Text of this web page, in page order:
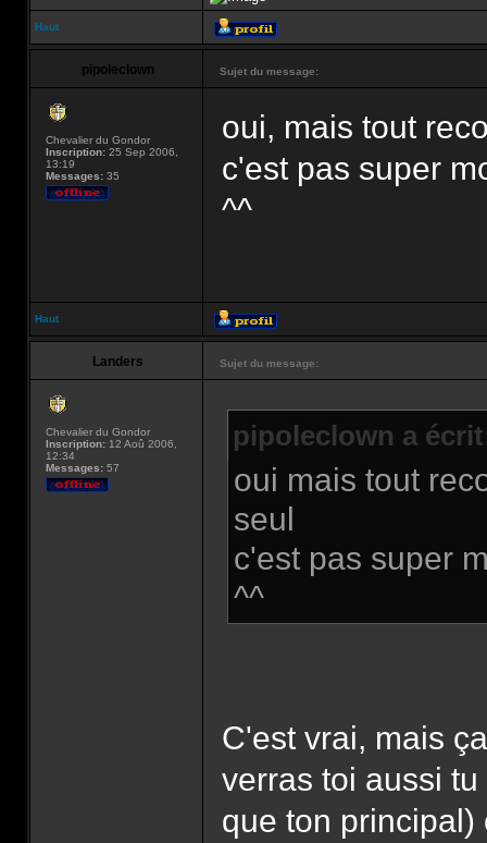
Haut
pipoleclown Sujet du message:
Chevalier du Gondor
Inscription: 25 Sep 2006,
13:19
Messages: 35
oui, mais tout
c'est pas super
^^
Haut
Landers Sujet du message:
Chevalier du Gondor
Inscription: 12 Aoû 2006,
12:34
Messages: 57
pipoleclown a
oui mais tout
seul
c'est pas super
^^
C'est vrai, mais
verras toi aussi
que ton principal)